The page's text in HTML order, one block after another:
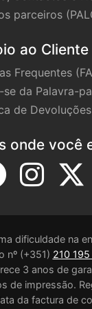
parceiros
ao Cliente
Frequentes
se da Palavra-
de Devoluções
onde você
dificuldade na
nº (+351) 210
3 anos de
de impressão.
da factura de